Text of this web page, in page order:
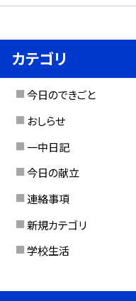
カテゴリ
今日のできごと
おしらせ
一中日記
今日の献立
連絡事項
新規カテゴリ
学校生活